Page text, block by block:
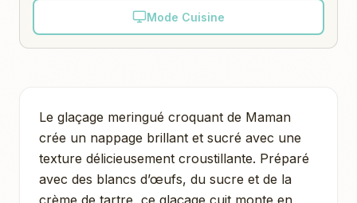
Mode Cuisine
Le glaçage meringué croquant de Maman
crée un nappage brillant et sucré avec une
texture délicieusement croustillante. Préparé
avec des blancs d’œufs, du sucre et de la
crème de tartre, ce glaçage cuit monte en